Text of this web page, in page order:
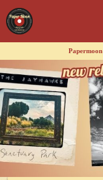
Papermoon